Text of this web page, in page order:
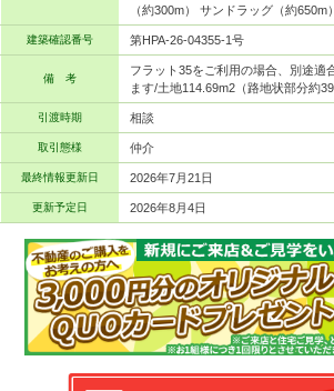
（約300m） サンドラッグ（約650m）
建築確認番号 第HPA-26-04355-1号
備 考
フラット35をご利用の場合、別途適
ます/土地114.69m2（路地状部分約
引渡時期 相談
取引態様 仲介
最終情報更新日 2026年7月21日
更新予定日 2026年8月4日